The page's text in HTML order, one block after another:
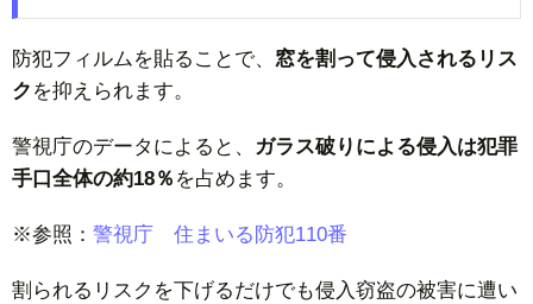
防犯フィルムを貼ることで、 窓を割って侵入されるリス
ク を抑えられます。
警視庁のデータによると、
ガラス破りによる侵入は犯罪
手口全体の約18％ を占めます。
※参照： 警視庁 住まいる防犯110番
割られるリスクを下げるだけでも侵入窃盗の被害に遭い